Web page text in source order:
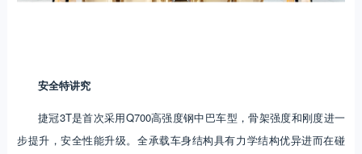
安全特讲究
捷冠3T是首次采用Q700高强度钢中巴车型，骨架强度和刚度进一
步提升，安全性能升级。全承载车身结构具有力学结构优异进而在碰